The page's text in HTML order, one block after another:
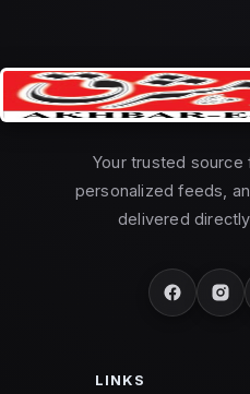
Your trusted source
personalized feeds,
delivered
LINKS